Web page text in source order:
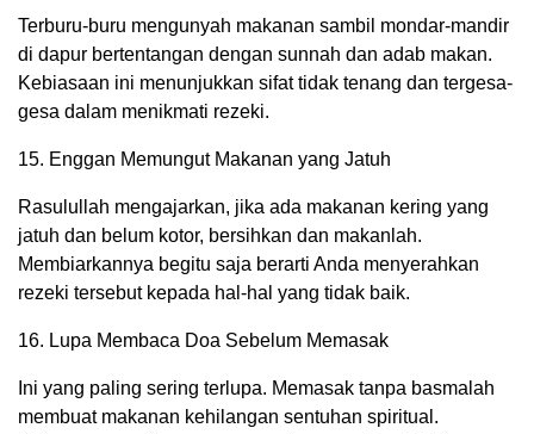
Terburu-buru mengunyah makanan sambil mondar-mandir
di dapur bertentangan dengan sunnah dan adab makan.
Kebiasaan ini menunjukkan sifat tidak tenang dan tergesa-
gesa dalam menikmati rezeki.
15. Enggan Memungut Makanan yang Jatuh
Rasulullah mengajarkan, jika ada makanan kering yang
jatuh dan belum kotor, bersihkan dan makanlah.
Membiarkannya begitu saja berarti Anda menyerahkan
rezeki tersebut kepada hal-hal yang tidak baik.
16. Lupa Membaca Doa Sebelum Memasak
Ini yang paling sering terlupa. Memasak tanpa basmalah
membuat makanan kehilangan sentuhan spiritual.